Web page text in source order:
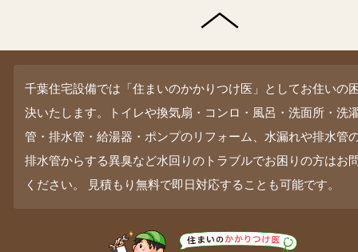
千葉住宅設備では「住まいのかかりつけ医」としてお住いの
決いたします。トイレや換気扇・コンロ・風呂・洗面所・洗
管・排水管・給湯器・ポンプのリフォーム、水漏れや排水管
排水管からする異臭など水回りのトラブルでお困りの方はお
ください。 見積もり無料で即日対応することも可能です。